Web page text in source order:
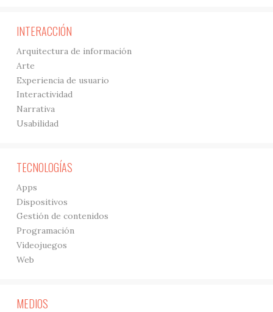
INTERACCIÓN
Arquitectura de información
Arte
Experiencia de usuario
Interactividad
Narrativa
Usabilidad
TECNOLOGÍAS
Apps
Dispositivos
Gestión de contenidos
Programación
Videojuegos
Web
MEDIOS